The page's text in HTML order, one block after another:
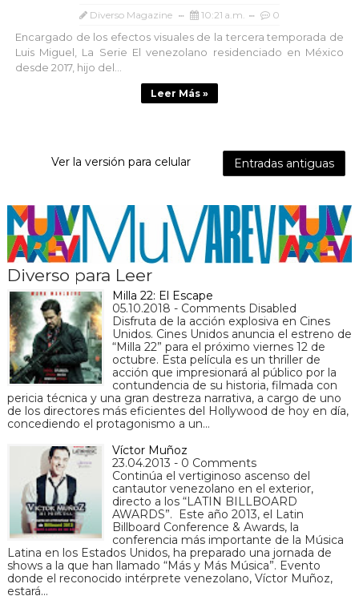
Diverso Magazine 10:21 a.m. 0
Encargado de los efectos visuales de la tercera temporada de
Luis Miguel, La Serie El venezolano residenciado en México
desde 2017, hijo del...
Leer Más »
Entradas antiguas
Ver la versión para celular
Diverso para Leer
Milla 22: El Escape
05.10.2018 - Comments Disabled
Disfruta de la acción explosiva en Cines
Unidos. Cines Unidos anuncia el estreno de
“Milla 22” para el próximo viernes 12 de
octubre. Esta película es un thriller de
acción que impresionará al público por la
contundencia de su historia, filmada con
pericia técnica y una gran destreza narrativa, a cargo de uno
de los directores más eficientes del Hollywood de hoy en día,
concediendo el protagonismo a un…
Víctor Muñoz
23.04.2013 - 0 Comments
Continúa el vertiginoso ascenso del
cantautor venezolano en el exterior,
directo a los “LATIN BILLBOARD
AWARDS”. Este año 2013, el Latin
Billboard Conference & Awards, la
conferencia más importante de la Música
Latina en los Estados Unidos, ha preparado una jornada de
shows a la que han llamado “Más y Más Música”. Evento
donde el reconocido intérprete venezolano, Víctor Muñoz,
estará…